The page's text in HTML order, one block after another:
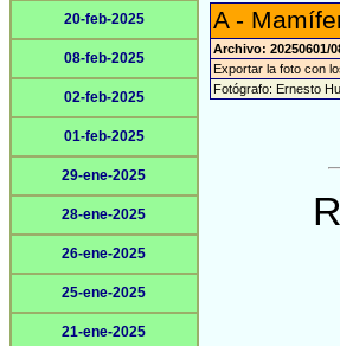
20-feb-2025
08-feb-2025
02-feb-2025
01-feb-2025
29-ene-2025
28-ene-2025
26-ene-2025
25-ene-2025
21-ene-2025
A -
Archivo: 20250601/
Exportar la foto con
Fotógrafo: Ernesto